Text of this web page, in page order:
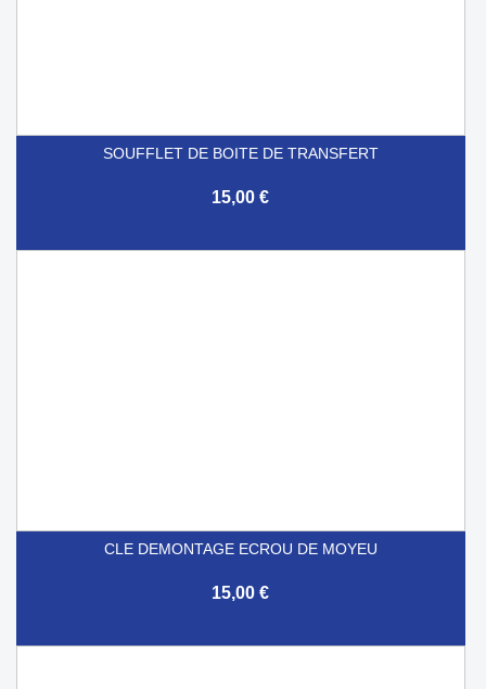
SOUFFLET DE BOITE DE TRANSFERT
15,00 €
CLE DEMONTAGE ECROU DE MOYEU
15,00 €